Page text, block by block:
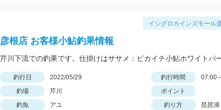
イシグロカインズモール
彦根店 お客様小鮎釣果情報
釣行日 2022/05/29 釣行時間
07:00
釣場
芹川
ポイント
釣魚
アユ 釣り方
琵琶湖